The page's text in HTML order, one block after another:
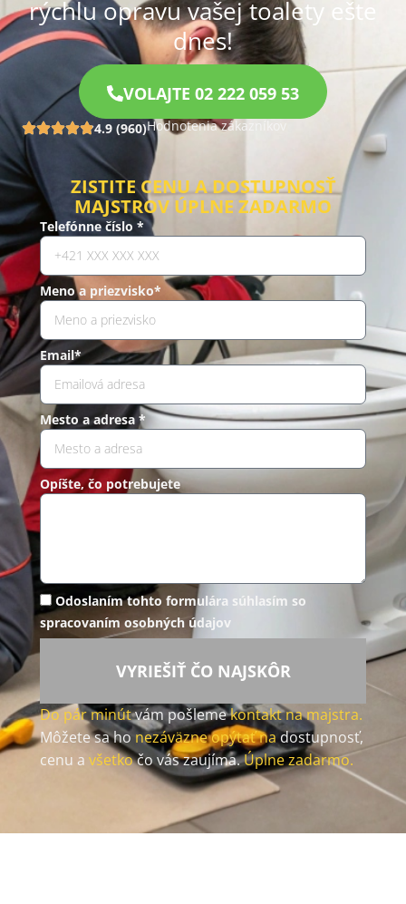
rýchlu opravu vašej toalety ešte
dnes!
VOLAJTE 02 222 059 53
4.9 (960)Hodnotenia zákazníkov
ZISTITE CENU A DOSTUPNOSŤ
MAJSTROV ÚPLNE ZADARMO
Telefónne číslo *
Meno a priezvisko*
Email*
Mesto a adresa *
Opíšte, čo potrebujete
Odoslaním tohto formulára súhlasím so
spracovaním osobných údajov
VYRIEŠIŤ ČO NAJSKÔR
Do pár minútvám pošlemekontakt na majstra.
Môžete sa ho nezáväzne opýtať nadostupnosť,
cenu a všetkočo vás zaujíma.Úplne zadarmo.